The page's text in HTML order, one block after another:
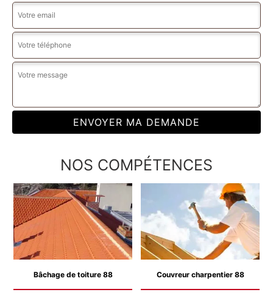
NOS COMPÉTENCES
Bâchage de toiture 88 Couvreur charpentier 88